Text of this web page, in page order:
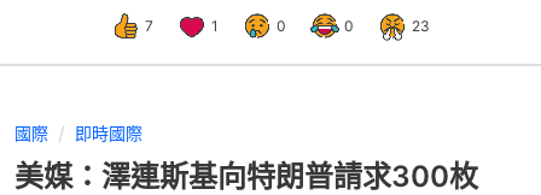
7 1 0 0 23
國際 即時國際
美媒：澤連斯基向特朗普請求300枚